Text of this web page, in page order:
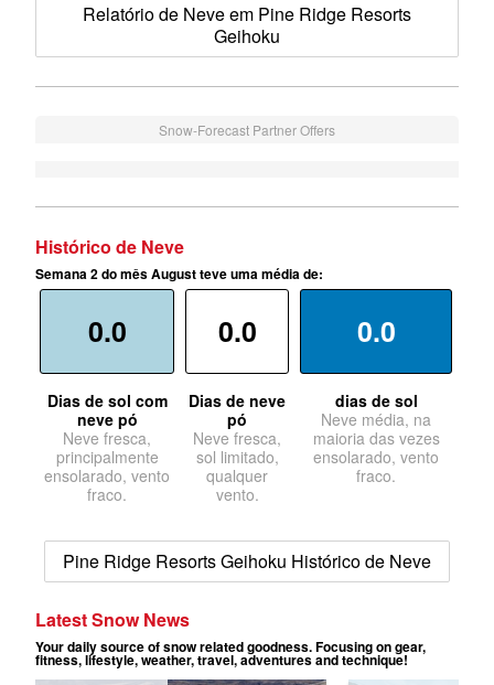
Relatório de Neve em Pine Ridge Resorts
Geihoku
Snow-Forecast Partner Offers
Histórico de Neve
Semana 2 do mês August teve uma média de:
0.0
Dias de sol com
neve pó
Neve fresca,
principalmente
ensolarado, vento
fraco.
0.0
Dias de neve
pó
Neve fresca,
sol limitado,
qualquer
vento.
0.0
dias de sol
Neve média, na
maioria das vezes
ensolarado, vento
fraco.
Pine Ridge Resorts Geihoku Histórico de Neve